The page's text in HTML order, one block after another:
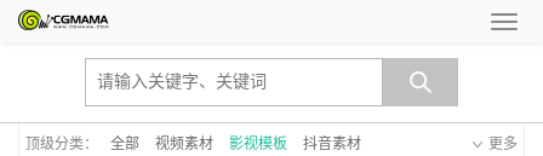
顶级分类： 更多
全部 视频素材 影视模板 抖音素材